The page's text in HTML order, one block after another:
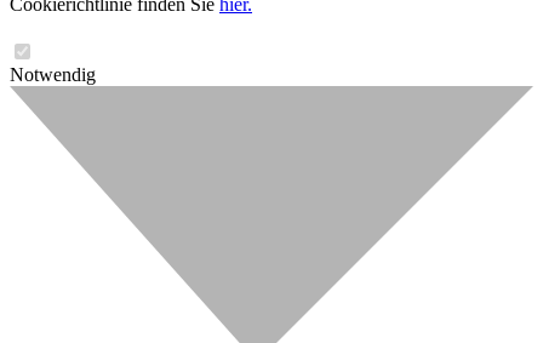
Cookierichtlinie finden Sie hier.
Notwendig